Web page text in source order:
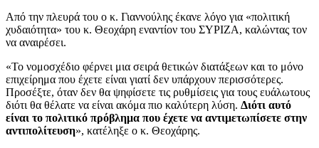
Από την πλευρά του ο κ. Γιαννούλης έκανε λόγο για «πολιτική
χυδαιότητα» του κ. Θεοχάρη εναντίον του ΣΥΡΙΖΑ, καλώντας τον
να αναιρέσει.
«Το νομοσχέδιο φέρνει μια σειρά θετικών διατάξεων και το μόνο
επιχείρημα που έχετε είναι γιατί δεν υπάρχουν περισσότερες.
Προσέξτε, όταν δεν θα ψηφίσετε τις ρυθμίσεις για τους ευάλωτους
διότι θα θέλατε να είναι ακόμα πιο καλύτερη λύση. Διότι αυτό
είναι το πολιτικό πρόβλημα που έχετε να αντιμετωπίσετε στην
αντιπολίτευση», κατέληξε ο κ. Θεοχάρης.